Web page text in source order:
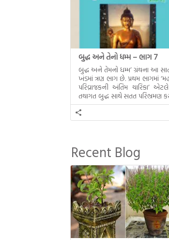
બુદ્ધ અને તેનો ધમ્મ – ભાગ 7
બુદ્ધ અને તેમનો ધમ્મ’ ગ્રંથના આ
ખંડમાં ત્રણ ભાગ છે. પ્રથમ ભાગમાં
પરિવ્રાજકની અંતિમ ચારિકા’
તથાગત બુદ્ધ સાથે સતત પરિભ્રમણ
સહચારીઓ સાથે ફરી
મુલાકાત, બીજા ભાગમાં
વૈશાલીથી વિદાય લીધી તે અને
દૃશ્યો અંકિત થયાં છે. ટૂંકમાં
જીવનના અંતિમ દિવસોની
પરિપાક જોવા મળે […]
Recent Blog